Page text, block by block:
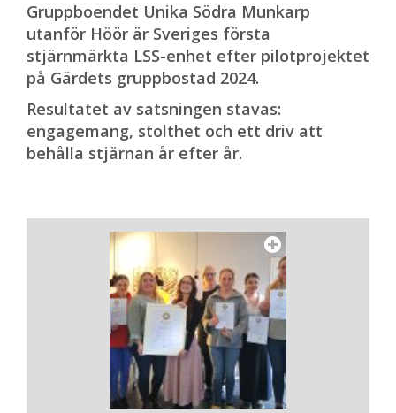
Gruppboendet Unika Södra Munkarp
utanför Höör är Sveriges första
stjärnmärkta LSS-enhet efter pilotprojektet
på Gärdets gruppbostad 2024.
Resultatet av satsningen stavas:
engagemang, stolthet och ett driv att
behålla stjärnan år efter år.